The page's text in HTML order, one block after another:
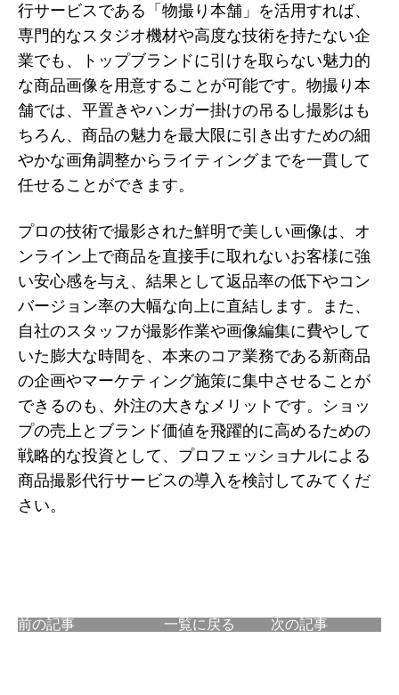
行サービスである「物撮り本舗」を活用すれば、
専門的なスタジオ機材や高度な技術を持たない企
業でも、トップブランドに引けを取らない魅力的
な商品画像を用意することが可能です。物撮り本
舗では、平置きやハンガー掛けの吊るし撮影はも
ちろん、商品の魅力を最大限に引き出すための細
やかな画角調整からライティングまでを一貫して
任せることができます。
プロの技術で撮影された鮮明で美しい画像は、オ
ンライン上で商品を直接手に取れないお客様に強
い安心感を与え、結果として返品率の低下やコン
バージョン率の大幅な向上に直結します。また、
自社のスタッフが撮影作業や画像編集に費やして
いた膨大な時間を、本来のコア業務である新商品
の企画やマーケティング施策に集中させることが
できるのも、外注の大きなメリットです。ショッ
プの売上とブランド価値を飛躍的に高めるための
戦略的な投資として、プロフェッショナルによる
商品撮影代行サービスの導入を検討してみてくだ
さい。
前の記事 一覧に戻る 次の記事